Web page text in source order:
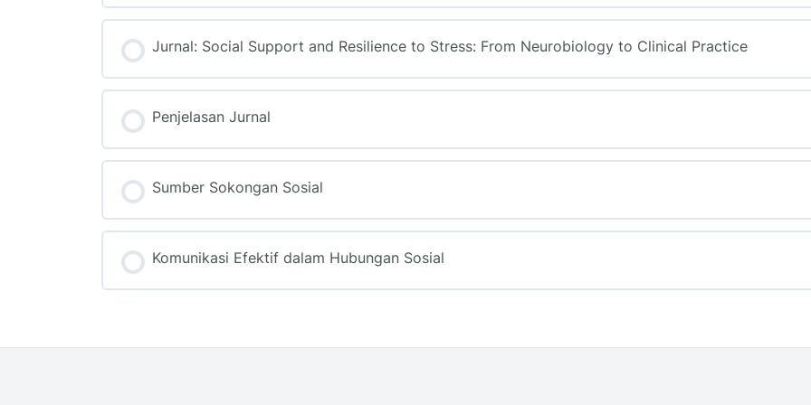
Jurnal: Social Support and Resilience to Stress: From Neurobiology to Clinical Practice
Penjelasan Jurnal
Sumber Sokongan Sosial
Komunikasi Efektif dalam Hubungan Sosial